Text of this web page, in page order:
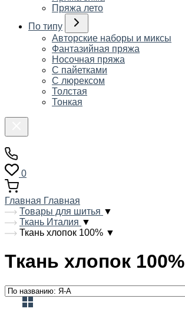
Пряжа лето
По типу
Авторские наборы и миксы
Фантазийная пряжа
Носочная пряжа
С пайетками
С люрексом
Толстая
Тонкая
0
Главная Главная
Товары для шитья ▼
Ткань Италия ▼
Ткань хлопок 100% ▼
Ткань хлопок 100%